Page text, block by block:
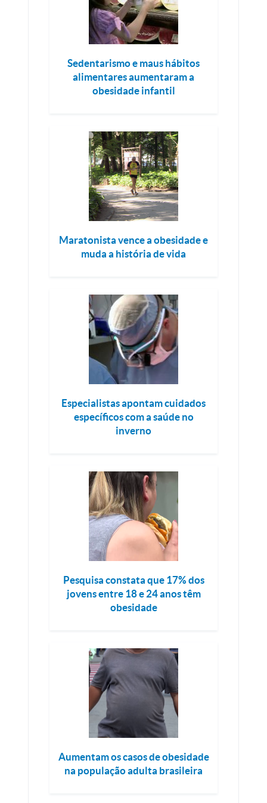
Sedentarismo e maus hábitos
alimentares aumentaram a
obesidade infantil
Maratonista vence a obesidade e
muda a história de vida
Especialistas apontam cuidados
específicos com a saúde no
inverno
Pesquisa constata que 17% dos
jovens entre 18 e 24 anos têm
obesidade
Aumentam os casos de obesidade
na população adulta brasileira